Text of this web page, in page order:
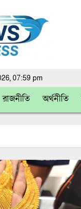
07:59 pm
রাজনীতি অর্থনীতি